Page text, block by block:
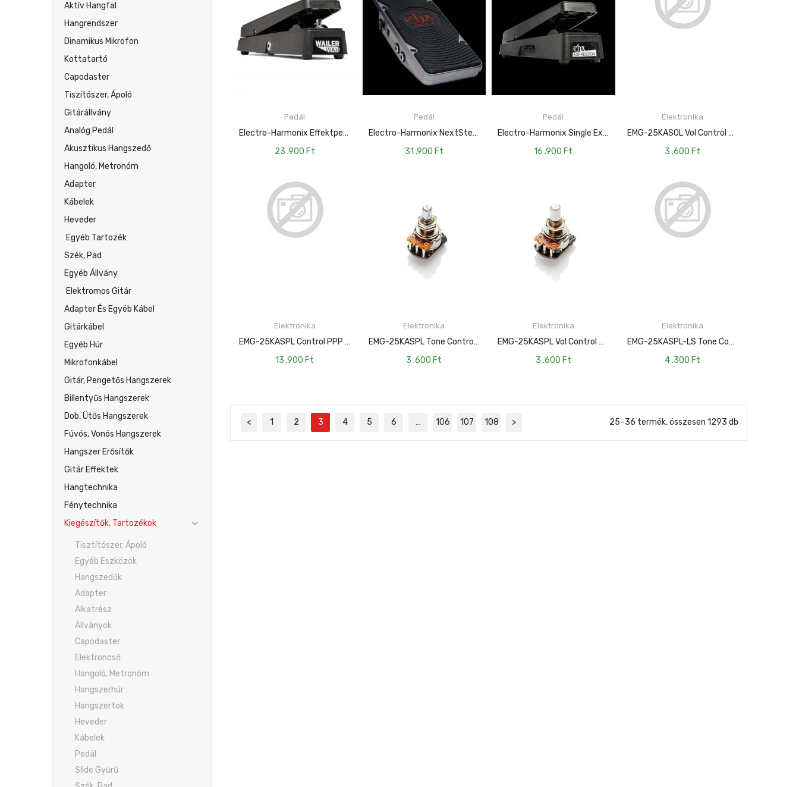
Aktív Hangfal
Hangrendszer
Dinamikus Mikrofon
Kottatartó
Capodaster
Tiszítószer, Ápoló
Gitárállvány
Analóg Pedál
Akusztikus Hangszedő
Hangoló, Metronóm
Adapter
Kábelek
Heveder
Egyéb Tartozék
Szék, Pad
Egyéb Állvány
Elektromos Gitár
Adapter És Egyéb Kábel
Gitárkábel
Egyéb Húr
Mikrofonkábel
Gitár, Pengetős Hangszerek
Billentyűs Hangszerek
Dob, Ütős Hangszerek
Fúvós, Vonós Hangszerek
Hangszer Erősítők
Gitár Effektek
Hangtechnika
Fénytechnika
Kiegészítők, Tartozékok
Tisztítószer, Ápoló
Egyéb Eszközök
Hangszedők
Adapter
Alkatrész
Állványok
Capodaster
Elektroncső
Hangoló, Metronóm
Hangszerhúr
Hangszertok
Heveder
Kábelek
Pedál
Slide Gyűrű
Pedál
Electro-Harmonix Effektpedál – Wailer Wah EH-WailerWah
23 .900 Ft
TOVÁBB
Pedál
Electro-Harmonix NextStep Effektpedál – Volume Pedal EH-Next StepVolume
31 .900 Ft
TOVÁBB
Pedál
Electro-Harmonix Single Expression Pedal EH-SingleExpression
16 .900 Ft
TOVÁBB
Elektronika
EMG-25KASOL Vol Control Hangerő Potenciométer
3 .600 Ft
Elektronika
EMG-25KASPL Control PPP Push-Pull Potméter
13 .900 Ft
TOVÁBB
Elektronika
EMG-25KASPL Tone Control Hangszín Potenciométer
3 .600 Ft
TOVÁBB
Elektronika
EMG-25KASPL Vol Control Hangerő Potenciométer
3 .600 Ft
TOVÁBB
Elektronika
EMG-25KASPL-LS Tone Control Hangszín Potenciométer
4 .300 Ft
TOVÁBB
< 1 2 3 4 5 6 … 106 107 108 > 25–36 termék, összesen 1293 db